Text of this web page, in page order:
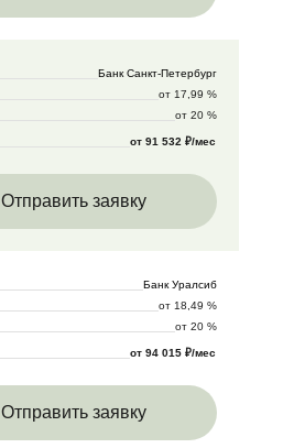
Банк Санкт-Петербург
от 17,99 %
от 20 %
от 91 532 ₽/мес
Отправить заявку
Банк Уралсиб
от 18,49 %
от 20 %
от 94 015 ₽/мес
Отправить заявку